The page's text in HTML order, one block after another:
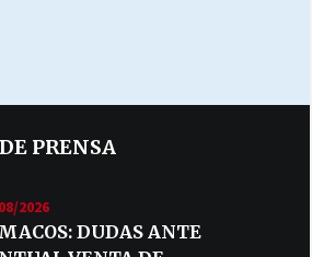
06/2026
HONORARIOS, DESPIDOS
05/2026
PRENSA
2026
DUDAS ANTE